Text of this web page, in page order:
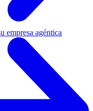
empresa agéntica